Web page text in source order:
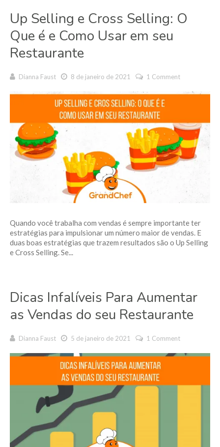
Up Selling e Cross Selling: O
Que é e Como Usar em seu
Restaurante
Dianna Faust 8 de janeiro de 2021 1 Comment
Quando você trabalha com vendas é sempre importante ter
estratégias para impulsionar um número maior de vendas. E
duas boas estratégias que trazem resultados são o Up Selling
e Cross Selling. Se...
Dicas Infalíveis Para Aumentar
as Vendas do seu Restaurante
Dianna Faust 5 de janeiro de 2021 1 Comment